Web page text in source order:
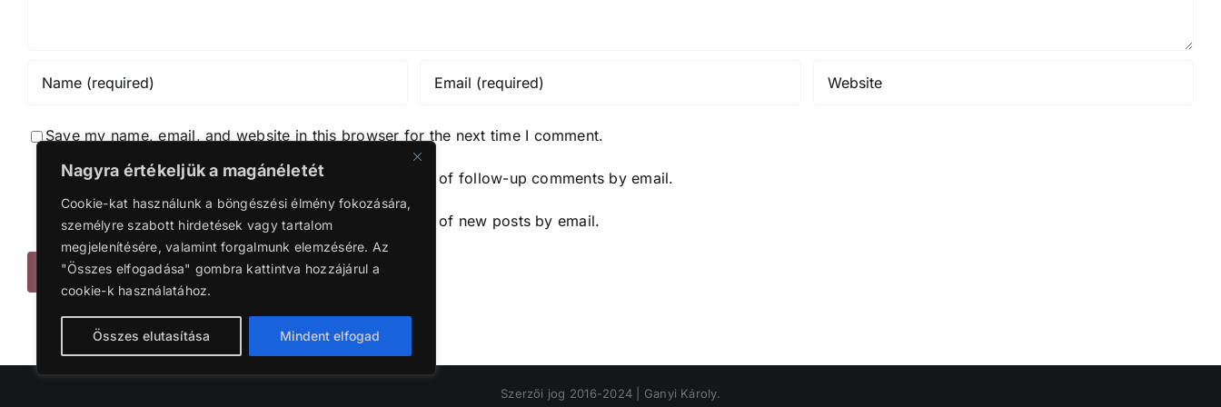
Nagyra értékeljük a magánéletét
Cookie-kat használunk a böngészési élmény fokozására,
személyre szabott hirdetések vagy tartalom
megjelenítésére, valamint forgalmunk elemzésére. Az
"Összes elfogadása" gombra kattintva hozzájárul a
cookie-k használatához.
Összes elutasítása Mindent elfogad
Save my name, email, and website in this browser for the next time I comment.
Notify me of follow-up comments by email.
Notify me of new posts by email.
Szerzői jog 2016-2024 | Ganyi Károly.